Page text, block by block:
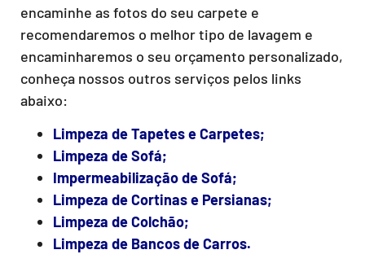
encaminhe as fotos do seu carpete e
recomendaremos o melhor tipo de lavagem e
encaminharemos o seu orçamento personalizado,
conheça nossos outros serviços pelos links
abaixo:
Limpeza de Tapetes e Carpetes;
Limpeza de Sofá;
Impermeabilização de Sofá;
Limpeza de Cortinas e Persianas;
Limpeza de Colchão;
Limpeza de Bancos de Carros.